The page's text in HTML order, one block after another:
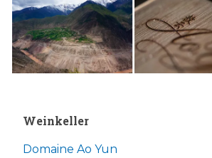
Weinkeller
Domaine Ao Yun